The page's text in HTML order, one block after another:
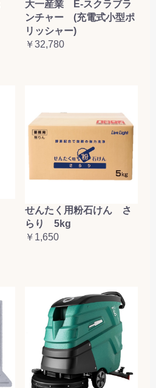
大一産業 E-スクラブラ
ンチャー (充電式小型ポ
リッシャー)
￥32,780
せんたく用粉石けん さ
らり 5kg
￥1,650